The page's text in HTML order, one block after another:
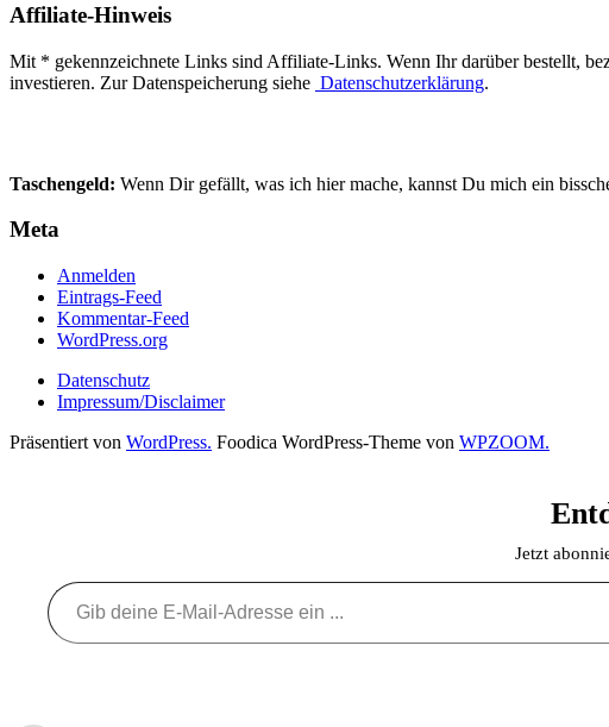
Affiliate-Hinweis
Mit * gekennzeichnete Links sind Affiliate-Links. Wenn Ihr darüber bestellt,
investieren. Zur Datenspeicherung siehe Datenschutzerklärung.
Taschengeld: Wenn Dir gefällt, was ich hier mache, kannst Du mich ein
Meta
Anmelden
Eintrags-Feed
Kommentar-Feed
WordPress.org
Datenschutz
Impressum/Disclaimer
Präsentiert von WordPress. Foodica WordPress-Theme von WPZOOM.
Jetzt
Gib deine E-Mail-Adresse ein ...